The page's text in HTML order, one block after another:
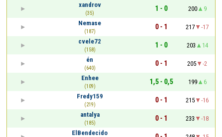
xandrov
(35)
1 - 0 200
9
Nemase
(187)
0 - 1 217
-17
cvele72
(158)
1 - 0 203
14
én
(640)
0 - 1 205
-2
Enhee
(109)
1,5 - 0,5 199
6
Fredy159
(219)
0 - 1 215
-16
antalya
(185)
0 - 1 233
-18
ElBendecido